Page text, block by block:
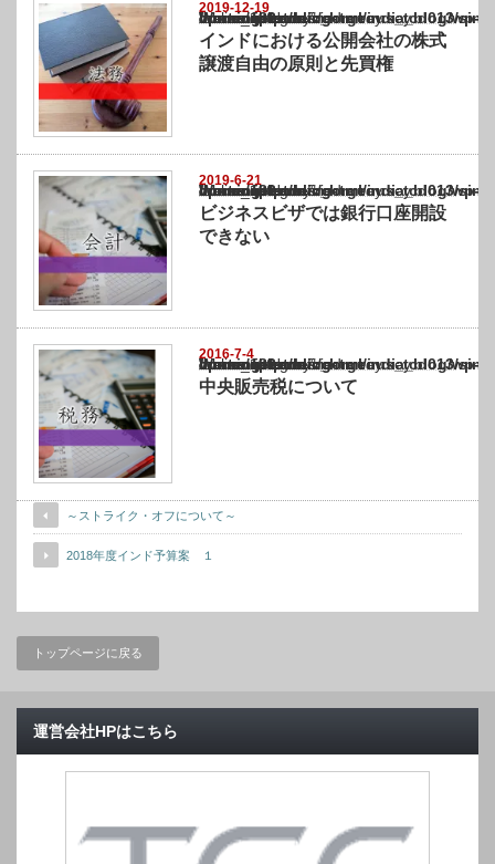
2019-12-19
Warning
: Undefined array key "show_category" in
/home/netst/kuno-cpa.co.jp/public_html/india_blog/wp-content/themes/
on line183
インドにおける公開会社の株式
譲渡自由の原則と先買権
2019-6-21
Warning
: Undefined array key "show_category" in
/home/netst/kuno-cpa.co.jp/public_html/india_blog/wp-content/themes/
on line183
ビジネスビザでは銀行口座開設
できない
2016-7-4
Warning
: Undefined array key "show_category" in
/home/netst/kuno-cpa.co.jp/public_html/india_blog/wp-content/themes/
on line183
中央販売税について
～ストライク・オフについて～
2018年度インド予算案 １
トップページに戻る
運営会社HPはこちら